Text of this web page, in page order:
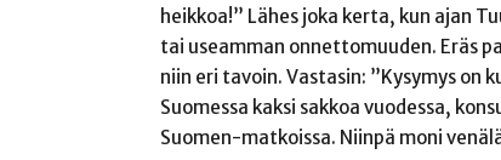
heikkoa!” Lähes joka kerta, kun ajan
tai useamman onnettomuuden. Eräs
niin eri tavoin. Vastasin: ”Kysymys on
Suomessa kaksi sakkoa vuodessa,
Suomen-matkoissa. Niinpä moni